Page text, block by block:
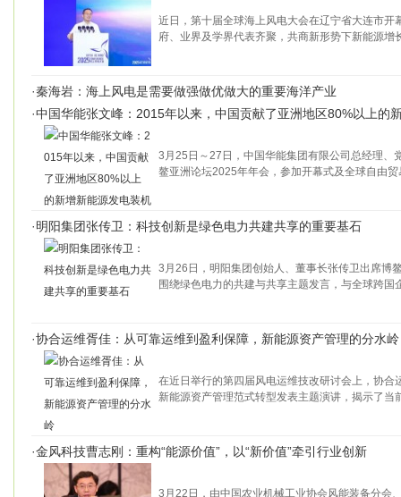
近日，第十届全球海上风电大会在辽宁省大连市开
府、业界及学界代表齐聚，共商新形势下新能源增
·秦海岩：海上风电是需要做强做优做大的重要海洋产业
·中国华能张文峰：2015年以来，中国贡献了亚洲地区80%以上的
3月25日～27日，中国华能集团有限公司总经理、
鳌亚洲论坛2025年年会，参加开幕式及全球自由
·明阳集团张传卫：科技创新是绿色电力共建共享的重要基石
3月26日，明阳集团创始人、董事长张传卫出席博
围绕绿色电力的共建与共享主题发言，与全球跨国
·协合运维胥佳：从可靠运维到盈利保障，新能源资产管理的分水岭
在近日举行的第四届风电运维技改研讨会上，协合
新能源资产管理范式转型发表主题演讲，揭示了当
·金风科技曹志刚：重构“能源价值”，以“新价值”牵引行业创新
3月22日，由中国农业机械工业协会风能装备分会